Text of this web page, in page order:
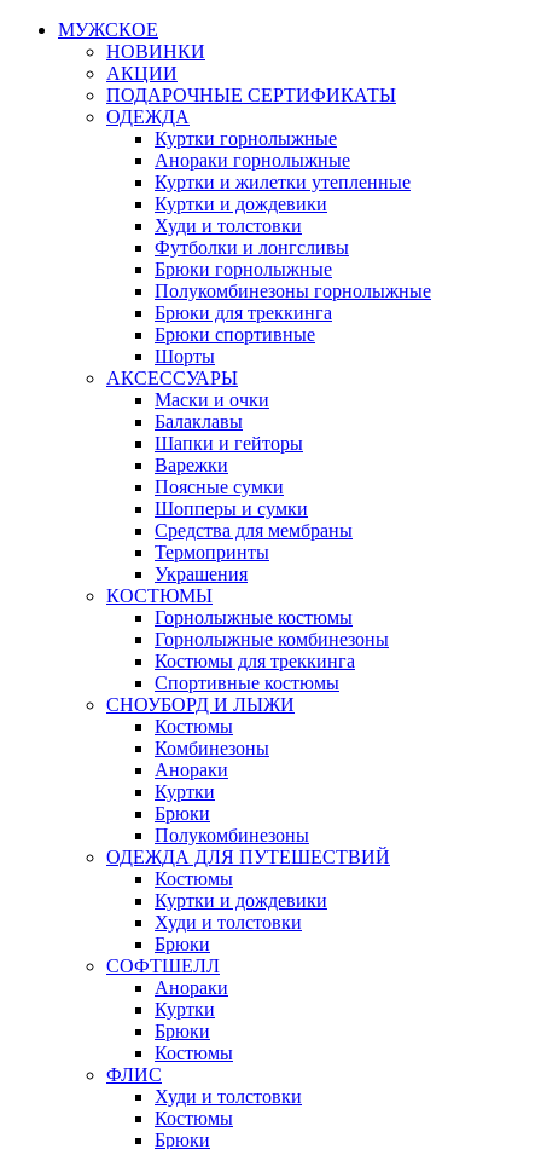
МУЖСКОЕ
НОВИНКИ
АКЦИИ
ПОДАРОЧНЫЕ СЕРТИФИКАТЫ
ОДЕЖДА
Куртки горнолыжные
Анораки горнолыжные
Куртки и жилетки утепленные
Куртки и дождевики
Худи и толстовки
Футболки и лонгсливы
Брюки горнолыжные
Полукомбинезоны горнолыжные
Брюки для треккинга
Брюки спортивные
Шорты
АКСЕССУАРЫ
Маски и очки
Балаклавы
Шапки и гейторы
Варежки
Поясные сумки
Шопперы и сумки
Средства для мембраны
Термопринты
Украшения
КОСТЮМЫ
Горнолыжные костюмы
Горнолыжные комбинезоны
Костюмы для треккинга
Спортивные костюмы
СНОУБОРД И ЛЫЖИ
Костюмы
Комбинезоны
Анораки
Куртки
Брюки
Полукомбинезоны
ОДЕЖДА ДЛЯ ПУТЕШЕСТВИЙ
Костюмы
Куртки и дождевики
Худи и толстовки
Брюки
СОФТШЕЛЛ
Анораки
Куртки
Брюки
Костюмы
ФЛИС
Худи и толстовки
Костюмы
Брюки